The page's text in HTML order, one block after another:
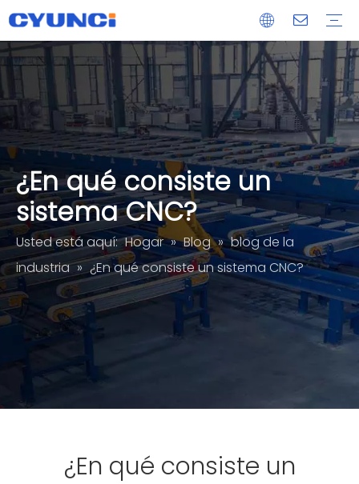
¿En qué consiste un
sistema CNC?
Usted está aquí: Hogar » Blog » blog de la
industria » ¿En qué consiste un sistema CNC?
¿En qué consiste un